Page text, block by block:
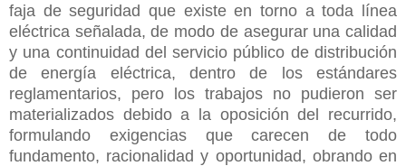
faja de seguridad que existe en torno a toda línea
eléctrica señalada, de modo de asegurar una calidad
y una continuidad del servicio público de distribución
de energía eléctrica, dentro de los estándares
reglamentarios, pero los trabajos no pudieron ser
materializados debido a la oposición del recurrido,
formulando exigencias que carecen de todo
fundamento, racionalidad y oportunidad, obrando en